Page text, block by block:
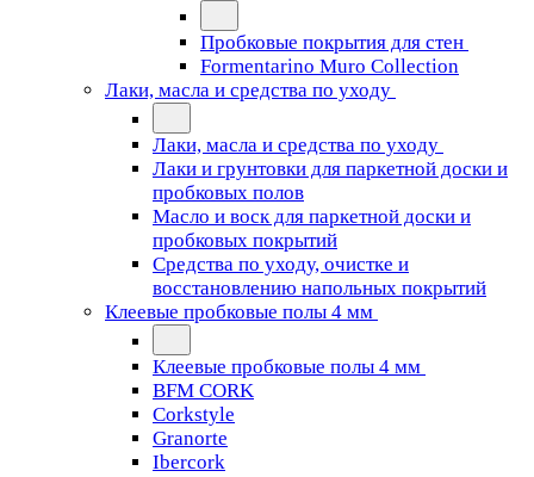
Пробковые покрытия для стен
Formentarino Muro Collection
Лаки, масла и средства по уходу
Лаки, масла и средства по уходу
Лаки и грунтовки для паркетной доски и
пробковых полов
Масло и воск для паркетной доски и
пробковых покрытий
Средства по уходу, очистке и
восстановлению напольных покрытий
Клеевые пробковые полы 4 мм
Клеевые пробковые полы 4 мм
BFM CORK
Corkstyle
Granorte
Ibercork